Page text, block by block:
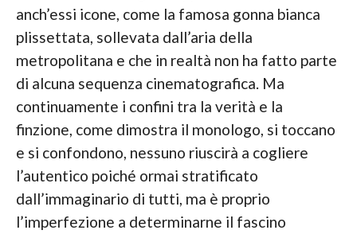
anch’essi icone, come la famosa gonna bianca
plissettata, sollevata dall’aria della
metropolitana e che in realtà non ha fatto parte
di alcuna sequenza cinematografica. Ma
continuamente i confini tra la verità e la
finzione, come dimostra il monologo, si toccano
e si confondono, nessuno riuscirà a cogliere
l’autentico poiché ormai stratificato
dall’immaginario di tutti, ma è proprio
l’imperfezione a determinarne il fascino